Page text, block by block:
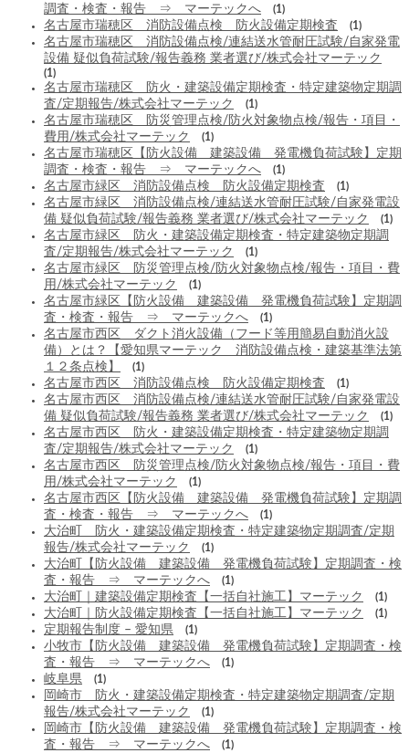
調査・検査・報告 ⇒ マーテックへ
(1)
名古屋市瑞穂区 消防設備点検 防火設備定期検査 (1)
名古屋市瑞穂区 消防設備点検/連結送水管耐圧試験/自家発電
設備 疑似負荷試験/報告義務 業者選び/株式会社マーテック
(1)
名古屋市瑞穂区 防火・建築設備定期検査・特定建築物定期調
査/定期報告/株式会社マーテック
(1)
名古屋市瑞穂区 防災管理点検/防火対象物点検/報告・項目・
費用/株式会社マーテック
(1)
名古屋市瑞穂区【防火設備 建築設備 発電機負荷試験】定期
調査・検査・報告 ⇒ マーテックへ
(1)
名古屋市緑区 消防設備点検 防火設備定期検査 (1)
名古屋市緑区 消防設備点検/連結送水管耐圧試験/自家発電設
備 疑似負荷試験/報告義務 業者選び/株式会社マーテック
(1)
名古屋市緑区 防火・建築設備定期検査・特定建築物定期調
査/定期報告/株式会社マーテック
(1)
名古屋市緑区 防災管理点検/防火対象物点検/報告・項目・費
用/株式会社マーテック
(1)
名古屋市緑区【防火設備 建築設備 発電機負荷試験】定期調
査・検査・報告 ⇒ マーテックへ
(1)
名古屋市西区 ダクト消火設備（フード等用簡易自動消火設
備）とは？【愛知県マーテック 消防設備点検・建築基準法第
１２条点検】
(1)
名古屋市西区 消防設備点検 防火設備定期検査 (1)
名古屋市西区 消防設備点検/連結送水管耐圧試験/自家発電設
備 疑似負荷試験/報告義務 業者選び/株式会社マーテック
(1)
名古屋市西区 防火・建築設備定期検査・特定建築物定期調
査/定期報告/株式会社マーテック
(1)
名古屋市西区 防災管理点検/防火対象物点検/報告・項目・費
用/株式会社マーテック
(1)
名古屋市西区【防火設備 建築設備 発電機負荷試験】定期調
査・検査・報告 ⇒ マーテックへ
(1)
大治町 防火・建築設備定期検査・特定建築物定期調査/定期
報告/株式会社マーテック
(1)
大治町【防火設備 建築設備 発電機負荷試験】定期調査・検
査・報告 ⇒ マーテックへ
(1)
大治町｜建築設備定期検査【一括自社施工】マーテック (1)
大治町｜防火設備定期検査【一括自社施工】マーテック (1)
定期報告制度 – 愛知県 (1)
小牧市【防火設備 建築設備 発電機負荷試験】定期調査・検
査・報告 ⇒ マーテックへ
(1)
岐阜県 (1)
岡崎市 防火・建築設備定期検査・特定建築物定期調査/定期
報告/株式会社マーテック
(1)
岡崎市【防火設備 建築設備 発電機負荷試験】定期調査・検
査・報告 ⇒ マーテックへ
(1)